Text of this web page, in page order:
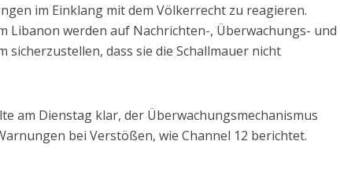
im Einklang mit dem Völkerrecht zu reagieren.
Libanon werden auf Nachrichten-, Überwachungs- und
dass sie die Schallmauer nicht
am Dienstag klar, der Überwachungsmechanismus
bei Verstößen, wie Channel 12 berichtet.